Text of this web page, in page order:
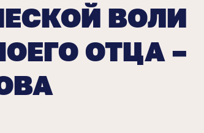
ВОЛИ
ОТЦА –